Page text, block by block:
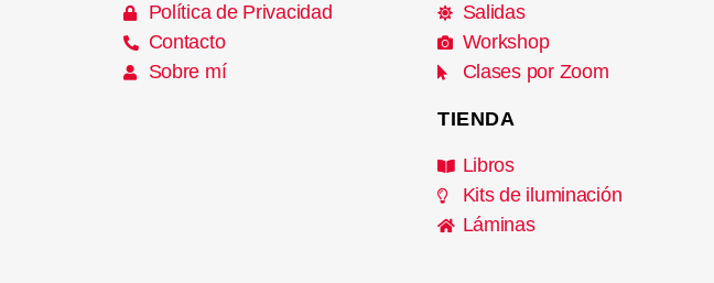
Política de Privacidad
Contacto
Sobre mí
Salidas
Workshop
Clases por Zoom
TIENDA
Libros
Kits de iluminación
Láminas